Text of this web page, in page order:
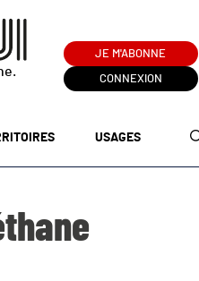
JE M'ABONNE
CONNEXION
USAGES